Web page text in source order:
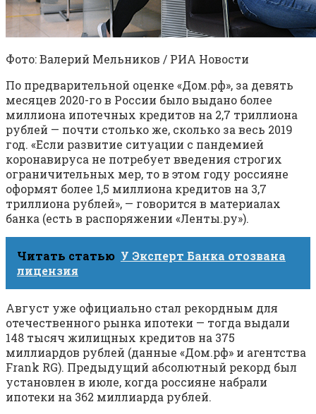
Фото: Валерий Мельников / РИА Новости
По предварительной оценке «Дом.рф», за девять
месяцев 2020-го в России было выдано более
миллиона ипотечных кредитов на 2,7 триллиона
рублей — почти столько же, сколько за весь 2019
год. «Если развитие ситуации с пандемией
коронавируса не потребует введения строгих
ограничительных мер, то в этом году россияне
оформят более 1,5 миллиона кредитов на 3,7
триллиона рублей», — говорится в материалах
банка (есть в распоряжении «Ленты.ру»).
Читать статью У Эксперт Банка отозвана
лицензия
Август уже официально стал рекордным для
отечественного рынка ипотеки — тогда выдали
148 тысяч жилищных кредитов на 375
миллиардов рублей (данные «Дом.рф» и агентства
Frank RG). Предыдущий абсолютный рекорд был
установлен в июле, когда россияне набрали
ипотеки на 362 миллиарда рублей.